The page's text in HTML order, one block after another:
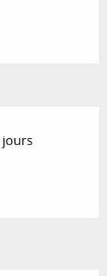
jours